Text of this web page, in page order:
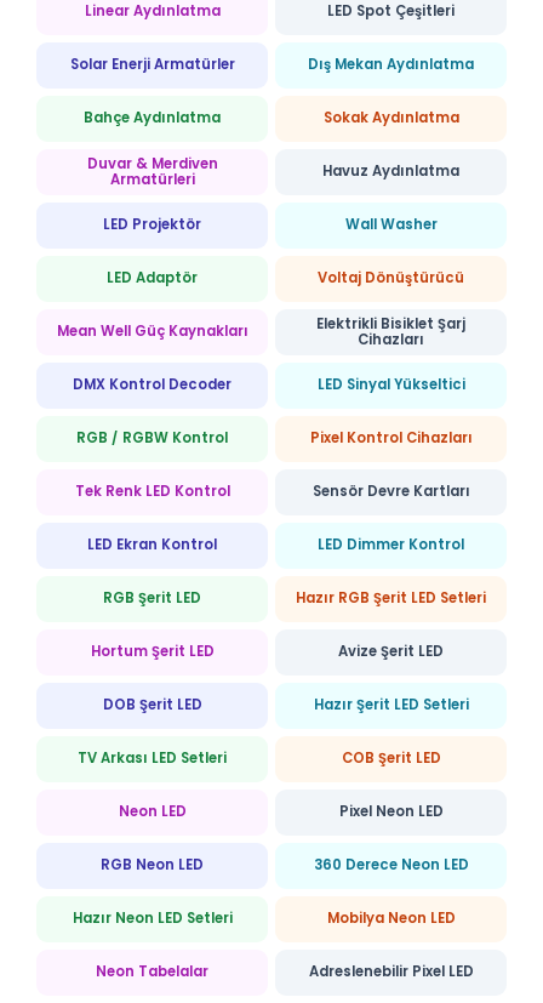
Linear Aydınlatma LED Spot Çeşitleri
Solar Enerji Armatürler Dış Mekan Aydınlatma
Bahçe Aydınlatma Sokak Aydınlatma
Duvar & Merdiven
Armatürleri
Havuz Aydınlatma
LED Projektör Wall Washer
LED Adaptör Voltaj Dönüştürücü
Mean Well Güç Kaynakları
Elektrikli Bisiklet Şarj
Cihazları
DMX Kontrol Decoder LED Sinyal Yükseltici
RGB / RGBW Kontrol Pixel Kontrol Cihazları
Tek Renk LED Kontrol Sensör Devre Kartları
LED Ekran Kontrol LED Dimmer Kontrol
RGB Şerit LED Hazır RGB Şerit LED Setleri
Hortum Şerit LED Avize Şerit LED
DOB Şerit LED Hazır Şerit LED Setleri
TV Arkası LED Setleri COB Şerit LED
Neon LED Pixel Neon LED
RGB Neon LED 360 Derece Neon LED
Hazır Neon LED Setleri Mobilya Neon LED
Neon Tabelalar Adreslenebilir Pixel LED